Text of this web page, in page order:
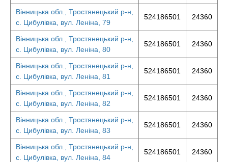
Вінницька обл., Тростянецький р-н,
с. Цибулівка, вул. Леніна, 79
524186501 24360
Вінницька обл., Тростянецький р-н,
с. Цибулівка, вул. Леніна, 80
524186501 24360
Вінницька обл., Тростянецький р-н,
с. Цибулівка, вул. Леніна, 81
524186501 24360
Вінницька обл., Тростянецький р-н,
с. Цибулівка, вул. Леніна, 82
524186501 24360
Вінницька обл., Тростянецький р-н,
с. Цибулівка, вул. Леніна, 83
524186501 24360
Вінницька обл., Тростянецький р-н,
с. Цибулівка, вул. Леніна, 84
524186501 24360